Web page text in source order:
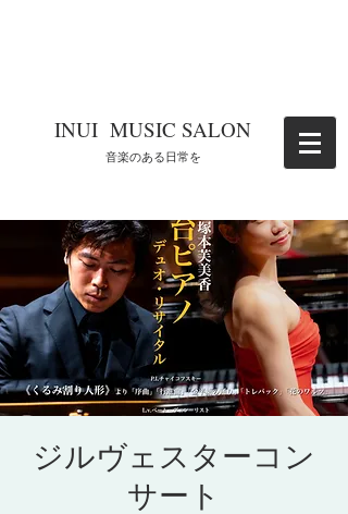
​INUI MUSIC SALON
​音楽のある日常を
ジルヴェスターコン
サート